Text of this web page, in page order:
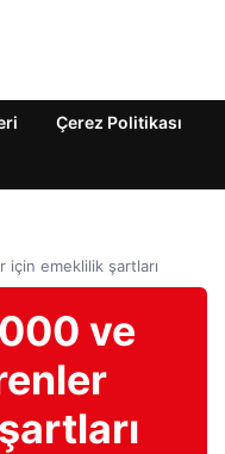
Çerez Politikası
için emeklilik şartları
ve